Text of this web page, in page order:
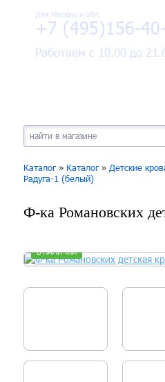
Для Москвы и обл.
+7 (495)156-
Работаем с 10.00 до
Каталог» Каталог» Детские
Радуга-1 (белый)
Ф-ка Романовских
В НАЛИЧИИ